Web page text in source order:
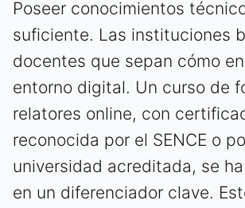
Poseer conocimientos
suficiente. Las instituciones
docentes que sepan cómo
entorno digital. Un curso de
relatores online, con
reconocida por el SENCE o
universidad acreditada, se
en un diferenciador clave.